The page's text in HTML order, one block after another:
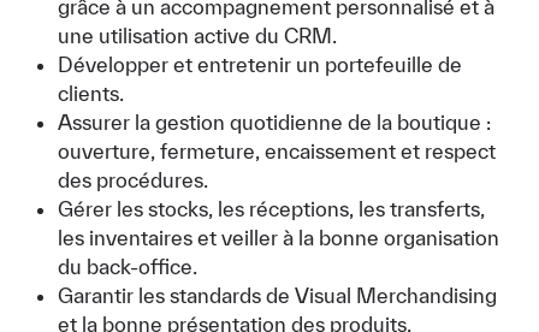
grâce à un accompagnement personnalisé et à
une utilisation active du CRM.
Développer et entretenir un portefeuille de
clients.
Assurer la gestion quotidienne de la boutique :
ouverture, fermeture, encaissement et respect
des procédures.
Gérer les stocks, les réceptions, les transferts,
les inventaires et veiller à la bonne organisation
du back-office.
Garantir les standards de Visual Merchandising
et la bonne présentation des produits.